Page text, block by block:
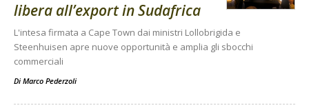
libera all’export in Sudafrica
L'intesa firmata a Cape Town dai ministri Lollobrigida e
Steenhuisen apre nuove opportunità e amplia gli sbocchi
commerciali
Di Marco Pederzoli